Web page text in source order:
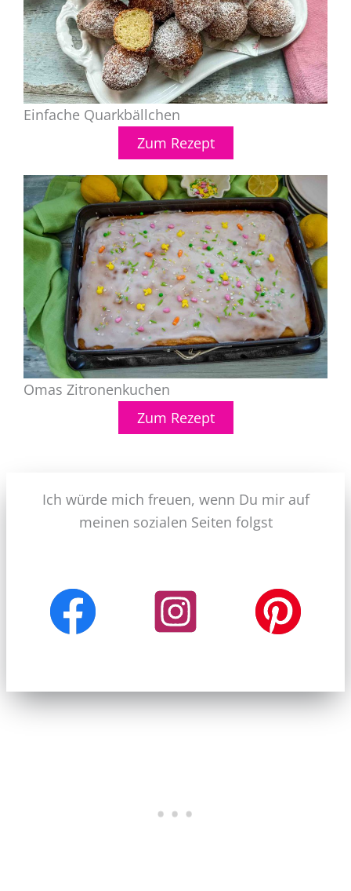
Einfache Quarkbällchen
Zum Rezept
Omas Zitronenkuchen
Zum Rezept
Ich würde mich freuen, wenn Du mir auf
meinen sozialen Seiten folgst